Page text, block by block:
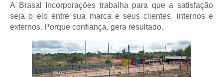
A Brasal Incorporações trabalha para que a satisfação
seja o elo entre sua marca e seus clientes, internos e
externos. Porque confiança, gera resultado.